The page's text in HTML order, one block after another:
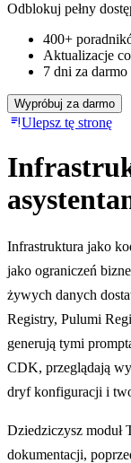
Odblokuj pełny
400+
Aktualizacje
7 dni za darmo
Wypróbuj za darmo
Ulepsz tę stronę
Infrastruktura jako
jako ograniczeń
żywych danych
Registry, Pulumi
generują tymi
CDK, przeglądają
dryf konfiguracji i
Dziedziczysz moduł
dokumentacji,